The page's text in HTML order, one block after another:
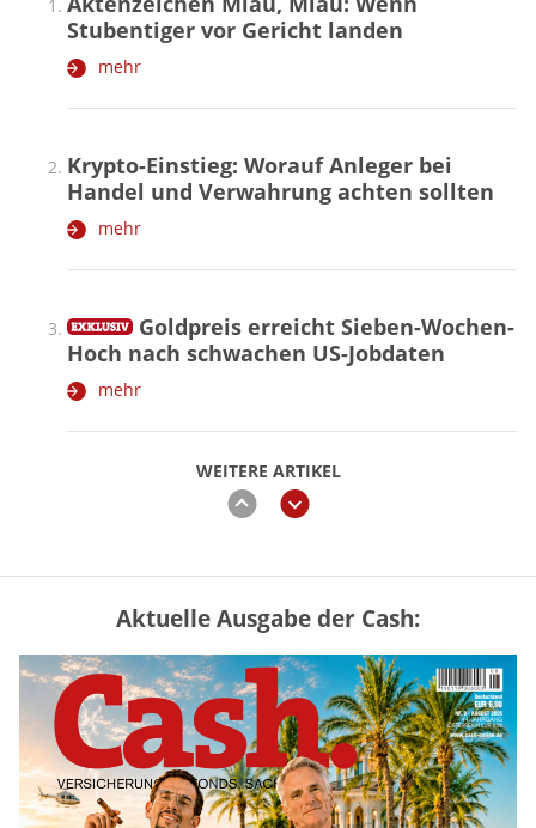
WEITERE ARTIKEL
zurückweiter
Stubentiger vor Gericht landen
mehr
Krypto-Einstieg: Worauf Anleger bei
Handel und Verwahrung achten sollten
mehr
Goldpreis erreicht Sieben-Wochen-
Hoch nach schwachen US-Jobdaten
mehr
Vermieter-Zutritt: Wann Mieter
die Wohnung öffnen müssen
mehr
Goldpreis erreicht Sieben-Wochen-
Hoch nach schwachen US-Jobdaten
Aktuelle Ausgabe der Cash: